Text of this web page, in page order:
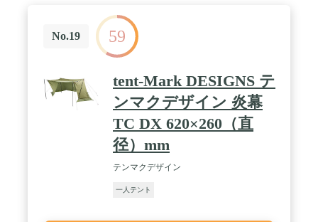
No.19 59
tent-Mark DESIGNS テ
ンマクデザイン 炎幕
TC DX 620×260（直
径）mm
テンマクデザイン
一人テント